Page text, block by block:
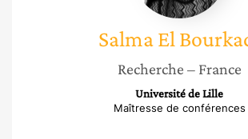
Salma El
Recherche – France
Université de Lille
Maîtresse de conférences